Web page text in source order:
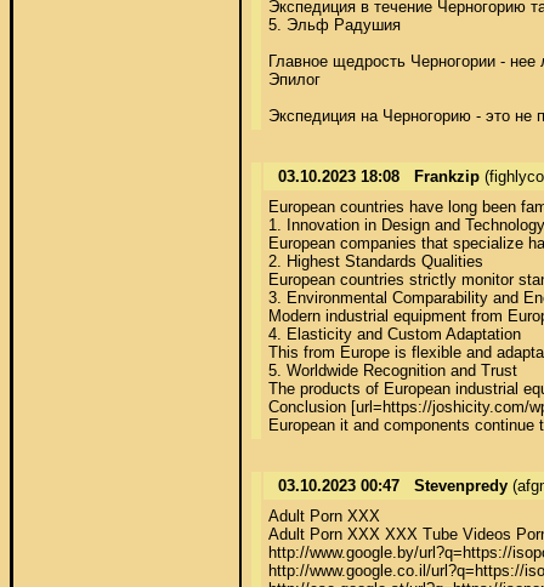
Экспедиция в течение Черногорию
5. Эльф Радушия
Главное щедрость Черногории -
Эпилог
Экспедиция на Черногорию - это не
03.10.2023 18:08 Frankzip
European countries have long been
1. Innovation in Design and
European companies that specialize
2. Highest Standards Qualities
European countries strictly monitor
3. Environmental Comparability and
Modern industrial equipment from
4. Elasticity and Custom Adaptation
This from Europe is flexible and
5. Worldwide Recognition and Trust
The products of European industrial
Conclusion [url=https://joshicity.com/
European it and components
03.10.2023 00:47 Stevenpredy
Adult Porn XXX
Adult Porn XXX XXX Tube Videos
http://www.google.by/url?q=https://
http://www.google.co.il/url?q=https://